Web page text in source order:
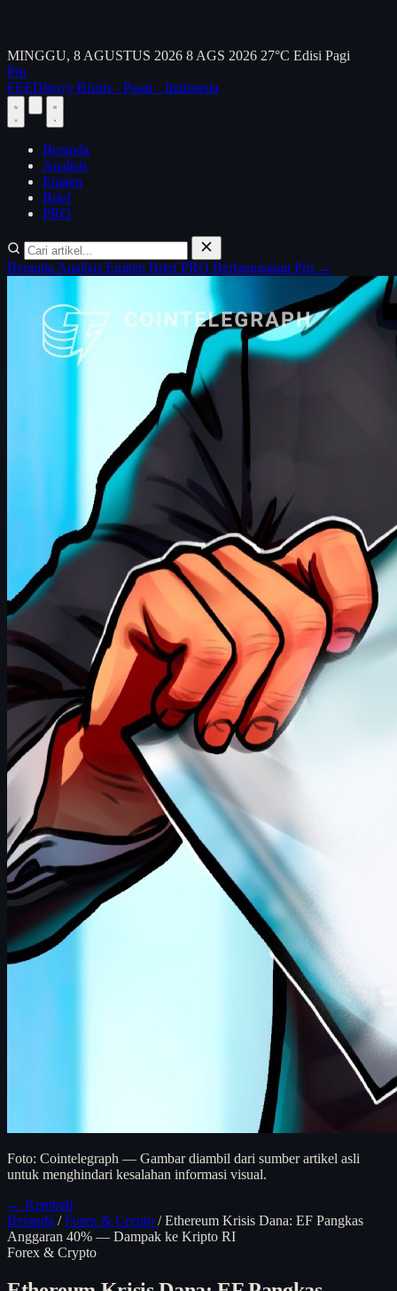
MINGGU, 8 AGUSTUS 2026 8 AGS 2026 27°C Edisi Pagi
Pro
FEEDberry Bisnis · Pasar · Indonesia
Beranda
Analisis
Emiten
Brief
PRO
Beranda Analisis Emiten BriefPRO Berlangganan Pro →
Foto: Cointelegraph — Gambar diambil dari sumber artikel asli
untuk menghindari kesalahan informasi visual.
← Kembali
Beranda / Forex & Crypto / Ethereum Krisis Dana: EF Pangkas
Anggaran 40% — Dampak ke Kripto RI
Forex & Crypto